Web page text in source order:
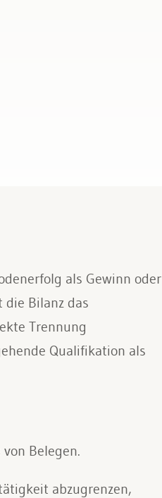
als Gewinn oder
Bilanz das
Trennung
Qualifikation als
Belegen.
abzugrenzen,